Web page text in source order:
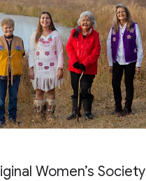
Women’s Society